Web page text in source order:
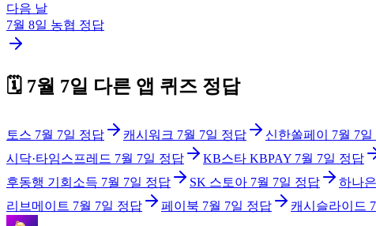
다음 날
7월 8일 농협 정답
🗓️ 7월 7일 다른 앱 퀴즈 정답
토스 7월 7일 정답 캐시워크 7월 7일 정답 신한쏠페이 7월 7일
시닥·타임스프레드 7월 7일 정답 KB스타 KBPAY 7월 7일 정답
후동행 기회소득 7월 7일 정답 SK 스토아 7월 7일 정답 하나
리브메이트 7월 7일 정답 페이북 7월 7일 정답 캐시슬라이드